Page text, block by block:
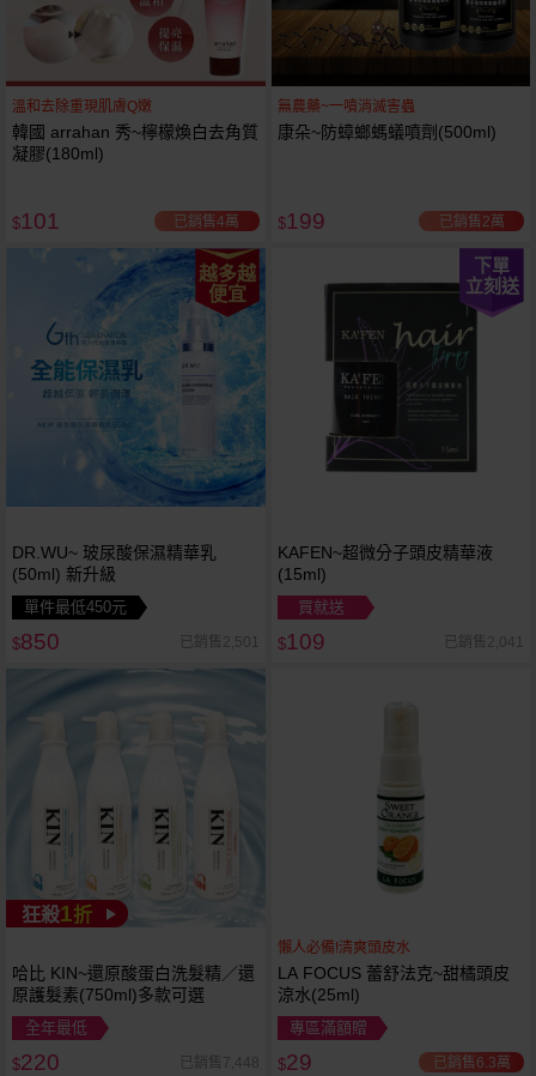
溫和去除重現肌膚Q嫩
韓國 arrahan 秀~檸檬煥白去角質
凝膠(180ml)
$101 已銷售4萬
無農藥~一噴消滅害蟲
康朵~防蟑螂螞蟻噴劑(500ml)
$199 已銷售2萬
越多越
便宜
DR.WU~ 玻尿酸保濕精華乳
(50ml) 新升級
單件最低450元
$850 已銷售2,501
下單
立刻送
KAFEN~超微分子頭皮精華液
(15ml)
買就送
$109 已銷售2,041
狂殺1折
哈比 KIN~還原酸蛋白洗髮精／還
原護髮素(750ml)多款可選
全年最低
$220 已銷售7,448
懶人必備!清爽頭皮水
LA FOCUS 蕾舒法克~甜橘頭皮
涼水(25ml)
專區滿額贈
$29 已銷售6.3萬